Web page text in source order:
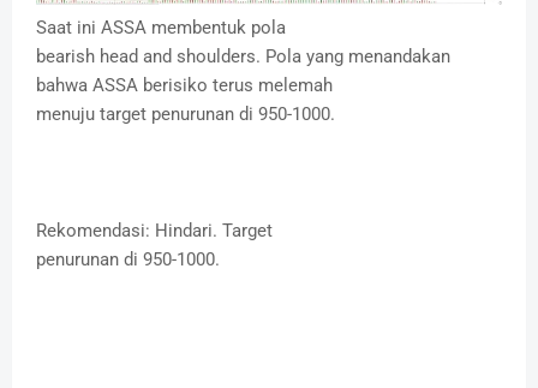
Saat ini ASSA membentuk pola
bearish head and shoulders. Pola yang menandakan
bahwa ASSA berisiko terus melemah
menuju target penurunan di 950-1000.
Rekomendasi: Hindari. Target
penurunan di 950-1000.